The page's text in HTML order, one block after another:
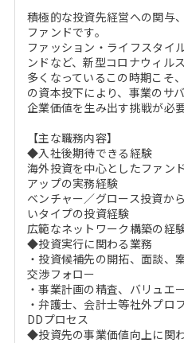
MBAを生かす求人特集
年齢と年収の相関図
MBA NETWORKING
積極的な投資先経営への関与
ファンドです。
ファッション・ライフスタイ
ンドなど、新型コロナウィル
多くなっているこの時期こそ
の資本投下により、事業のサ
企業価値を生み出す挑戦が必
【主な職務内容】
◆入社後期待できる経験
海外投資を中心としたファン
アップの実務経験
ベンチャー／グロース投資か
いタイプの投資経験
広範なネットワーク構築の経
◆投資実行に関わる業務
・投資候補先の開拓、面談、
交渉フォロー
・事業計画の精査、バリュエ
・弁護士、会計士等社外プロ
DDプロセス
◆投資先の事業価値向上に関